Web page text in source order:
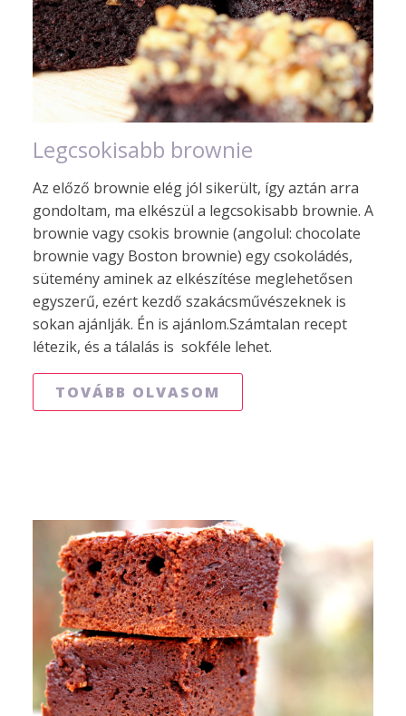
Legcsokisabb brownie
Az előző brownie elég jól sikerült, így aztán arra
gondoltam, ma elkészül a legcsokisabb brownie. A
brownie vagy csokis brownie (angolul: chocolate
brownie vagy Boston brownie) egy csokoládés,
sütemény aminek az elkészítése meglehetősen
egyszerű, ezért kezdő szakácsművészeknek is
sokan ajánlják. Én is ajánlom.Számtalan recept
létezik, és a tálalás is sokféle lehet.
TOVÁBB OLVASOM